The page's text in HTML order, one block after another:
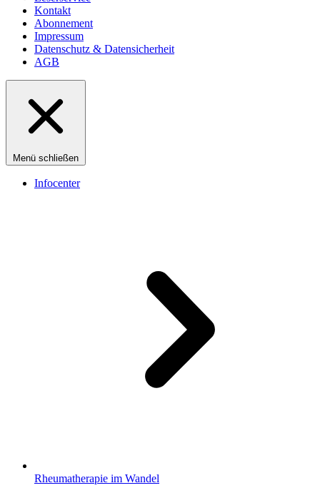
Kontakt
Abonnement
Impressum
Datenschutz & Datensicherheit
AGB
Menü schließen
Infocenter
Rheumatherapie im Wandel